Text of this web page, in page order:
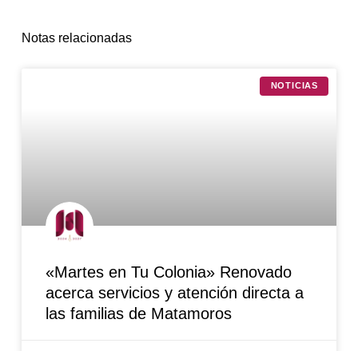
Notas relacionadas
NOTICIAS
«Martes en Tu Colonia» Renovado
acerca servicios y atención directa a
las familias de Matamoros